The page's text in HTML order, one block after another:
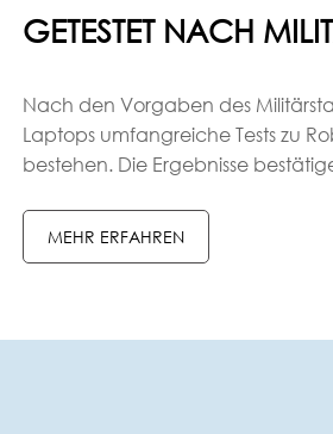
GETESTET NACH
Nach den Vorgaben des
Laptops umfangreiche Tests zu
bestehen. Die Ergebnisse
MEHR ERFAHREN